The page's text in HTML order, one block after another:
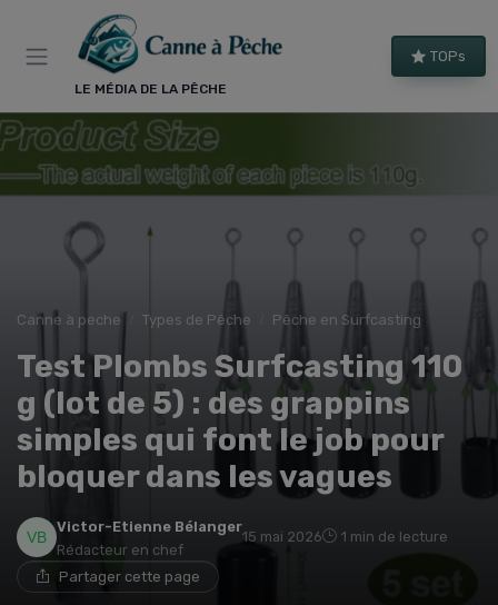
LE MÉDIA DE LA PÊCHE
TOPs
Canne à peche Types de Pêche Pêche en Surfcasting
Test Plombs Surfcasting 110
g (lot de 5) : des grappins
simples qui font le job pour
bloquer dans les vagues
Victor-Etienne Bélanger
Rédacteur en chef
15 mai 2026 1 min de lecture
Partager cette page
Panneau de gestion des cookies